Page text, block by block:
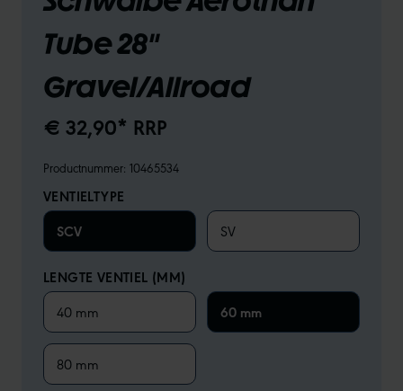
Tube 28"
Gravel/Allroad
€ 32,90* RRP
Productnummer: 10465534
VENTIELTYPE
SCV
SV
LENGTE VENTIEL (MM)
40 mm 60 mm
80 mm